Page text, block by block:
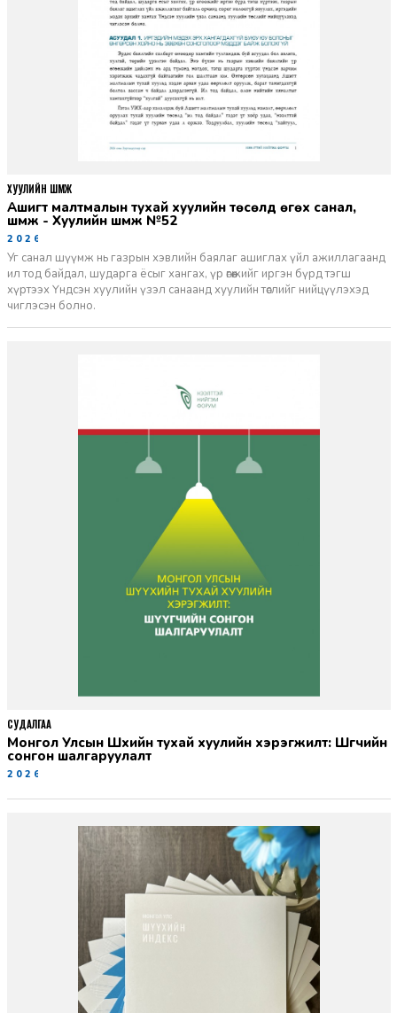
Ашигт малтмалын тухай хуулийн төсөлд өгөх санал,
шүүмж - Хуулийн шүүмж №52
2026-06-29
Уг санал шүүмж нь газрын хэвлийн баялаг ашиглах үйл ажиллагаанд
ил тод байдал, шударга ёсыг хангах, үр өгөөжийг иргэн бүрд тэгш
хүртээх Үндсэн хуулийн үзэл санаанд хуулийн төслийг нийцүүлэхэд
чиглэсэн болно.
ХУУЛИЙН ШҮҮМЖ
Монгол Улсын Шүүхийн тухай хуулийн хэрэгжилт: Шүүгчийн
сонгон шалгаруулалт
2026-06-19
СУДАЛГАА